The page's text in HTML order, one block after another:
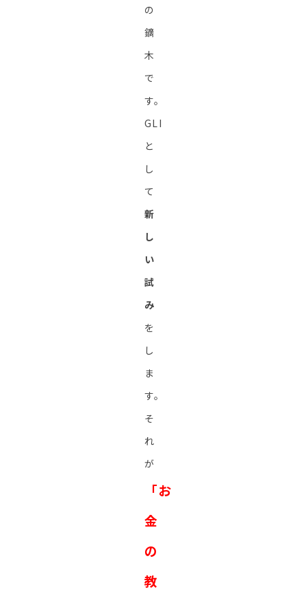
の
鏑
木
で
す。
GLI
と
し
て
新
し
い
試
み
を
し
ま
す。
そ
れ
が
「お
金
の
教